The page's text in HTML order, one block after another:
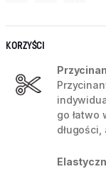
KORZYŚCI
go łatwo